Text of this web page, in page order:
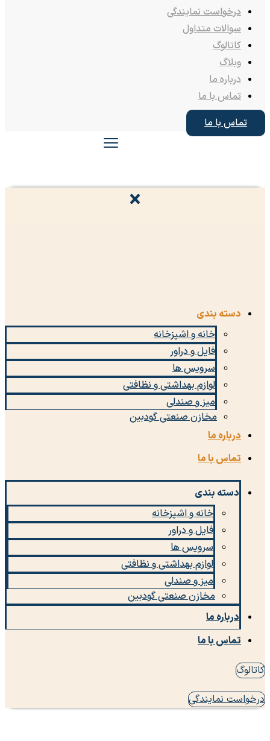
درخواست نمایندگی
سوالات متداول
کاتالوگ
وبلاگ
درباره ما
تماس با ما
تماس با ما
دسته بندی
خانه و اشپزخانه
فایل و دراور
سرویس ها
لوازم بهداشتی و نظافتی
میز و صندلی
مخازن صنعتی گودبین
درباره ما
تماس با ما
دسته بندی
خانه و اشپزخانه
فایل و دراور
سرویس ها
لوازم بهداشتی و نظافتی
میز و صندلی
مخازن صنعتی گودبین
درباره ما
تماس با ما
کاتالوگ
درخواست نمایندگی